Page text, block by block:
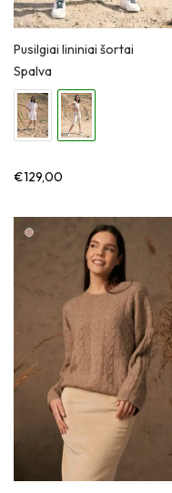
Pusilgiai lininiai šortai
Spalva
€129,00